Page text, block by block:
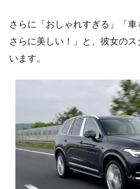
さらに「おしゃれすぎる」「
さらに美しい！」と、彼女の
います。